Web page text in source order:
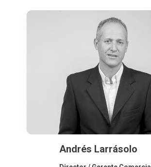
Andrés Larrásolo